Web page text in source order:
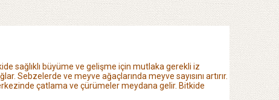
sağlıklı büyüme ve gelişme için mutlaka gerekli iz
Sebzelerde ve meyve ağaçlarında meyve sayısını artırır.
çatlama ve çürümeler meydana gelir. Bitkide